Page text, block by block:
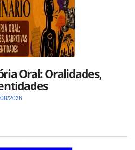
Oral: Oralidades,
2026